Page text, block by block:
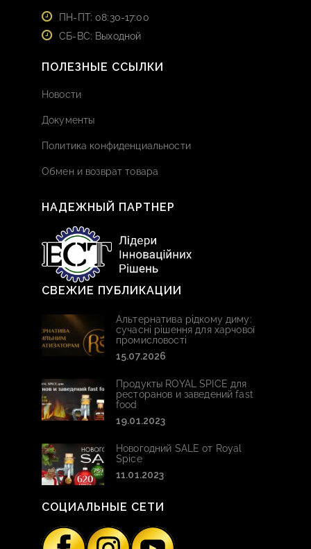
ПН-ПТ: 08:30-17:00
СБ-ВС: Выходной
ПОЛЕЗНЫЕ ССЫЛКИ
Новости
Документы
Политика конфиденциальности
Обмен и возврат товара
НАДЕЖНЫЙ ПАРТНЕР
СВЕЖИЕ ПУБЛИКАЦИИ
Альтернатива рідкому диму:
сучасні рішення для харчової
промисловості
15.07.2026
Продукты ROYAL SPICE для
ресторанов и заведений fast
food
19.01.2023
Новогодний SALE от Royal
Spice
11.01.2023
СОЦИАЛЬНЫЕ СЕТИ